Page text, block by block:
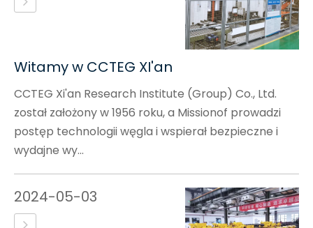
Witamy w CCTEG XI'an
CCTEG Xi'an Research Institute (Group) Co., Ltd.
został założony w 1956 roku, a Missionof prowadzi
postęp technologii węgla i wspierał bezpieczne i
wydajne wy...
2024-05-03